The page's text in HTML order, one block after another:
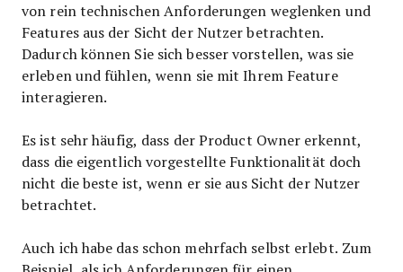
von rein technischen Anforderungen weglenken und
Features aus der Sicht der Nutzer betrachten.
Dadurch können Sie sich besser vorstellen, was sie
erleben und fühlen, wenn sie mit Ihrem Feature
interagieren.
Es ist sehr häufig, dass der Product Owner erkennt,
dass die eigentlich vorgestellte Funktionalität doch
nicht die beste ist, wenn er sie aus Sicht der Nutzer
betrachtet.
Auch ich habe das schon mehrfach selbst erlebt. Zum